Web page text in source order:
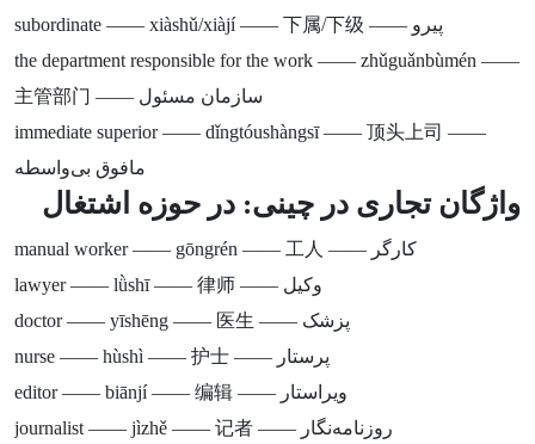
subordinate —— xiàshǔ/xiàjí —— 下属/下级 —— پیرو
the department responsible for the work —— zhǔguǎnbùmén ——
主管部门 —— سازمان مسئول
immediate superior —— dǐngtóushàngsī —— 顶头上司 ——
مافوق بی‌واسطه
واژگان تجاری در چینی: در حوزه اشتغال
manual worker —— gōngrén —— 工人 —— کارگر
lawyer —— lǜshī —— 律师 —— وکیل
doctor —— yīshēng —— 医生 —— پزشک
nurse —— hùshì —— 护士 —— پرستار
editor —— biānjí —— 编辑 —— ویراستار
journalist —— jìzhě —— 记者 —— روزنامه‌نگار